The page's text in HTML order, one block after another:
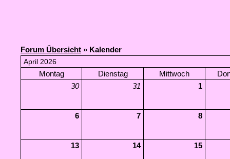
Forum Übersicht » Kalender
April 2026
Montag Dienstag Mittwoch
30
31 1
6 7 8
13 14 15